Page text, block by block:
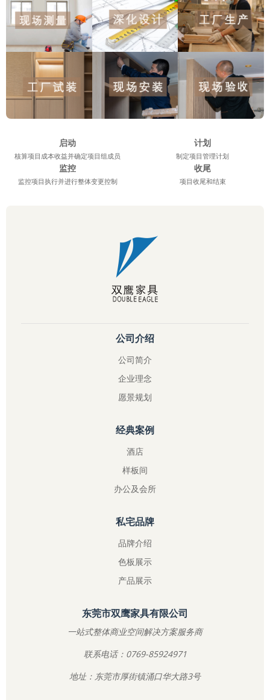
启动
核算项目成本收益并确定项目组成员
计划
制定项目管理计划
监控
监控项目执行并进行整体变更控制
收尾
项目收尾和结束
公司介绍
公司简介
企业理念
愿景规划
经典案例
酒店
样板间
办公及会所
私宅品牌
品牌介绍
色板展示
产品展示
东莞市双鹰家具有限公司
一站式整体商业空间解决方案服务商
联系电话：0769-85924971
地址：东莞市厚街镇涌口华大路3号